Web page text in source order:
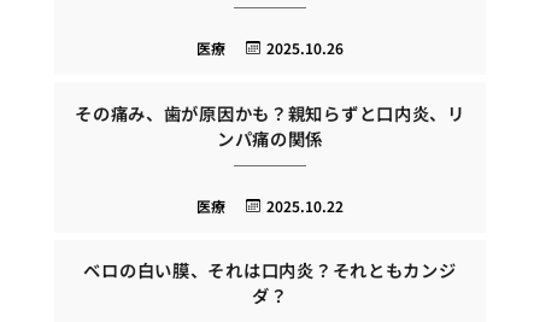
2025.10.26
医療
その痛み、歯が原因かも？親知らずと口内炎、リ
ンパ痛の関係
2025.10.22
医療
ベロの白い膜、それは口内炎？それともカンジ
ダ？